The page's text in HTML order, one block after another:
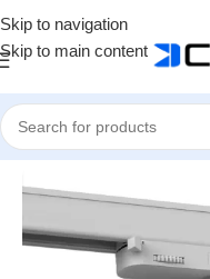
Skip to navigation
Skip to main content
Home LED Rail Verlichting